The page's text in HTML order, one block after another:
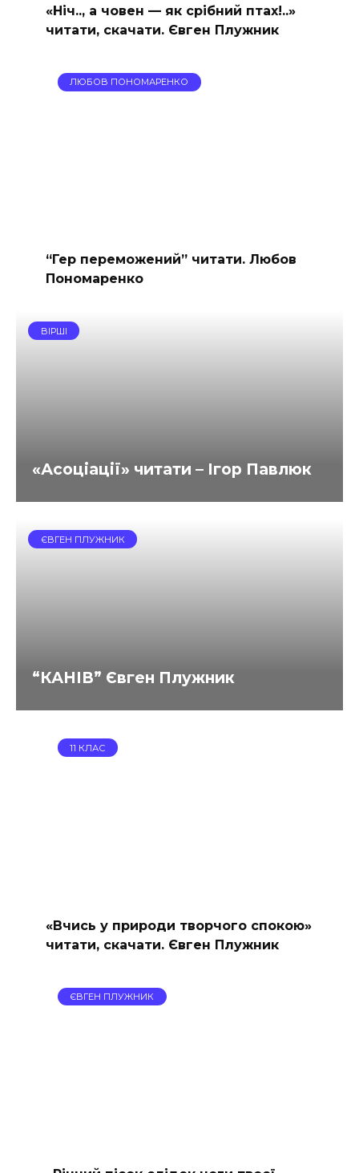
«Ніч.., а човен — як срібний птах!..»
читати, скачати. Євген Плужник
ЛЮБОВ ПОНОМАРЕНКО
“Гер переможений” читати. Любов
Пономаренко
ВІРШІ
«Асоціації» читати – Ігор Павлюк
ЄВГЕН ПЛУЖНИК
“КАНІВ” Євген Плужник
11 КЛАС
«Вчись у природи творчого спокою»
читати, скачати. Євген Плужник
ЄВГЕН ПЛУЖНИК